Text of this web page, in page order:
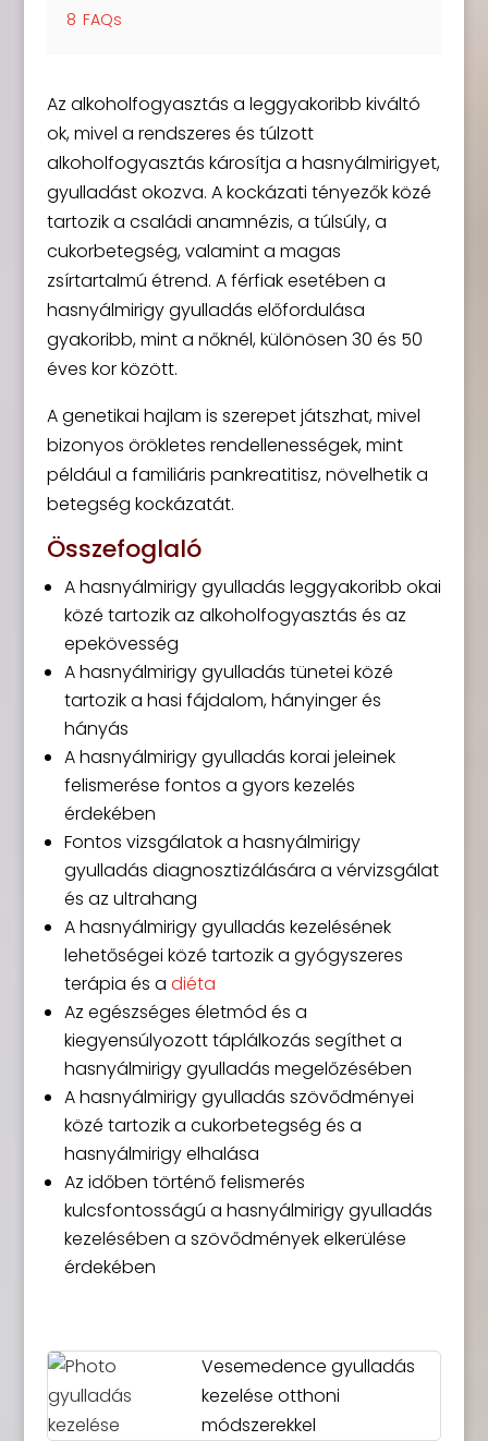
8 FAQs
Az alkoholfogyasztás a leggyakoribb kiváltó
ok, mivel a rendszeres és túlzott
alkoholfogyasztás károsítja a hasnyálmirigyet,
gyulladást okozva. A kockázati tényezők közé
tartozik a családi anamnézis, a túlsúly, a
cukorbetegség, valamint a magas
zsírtartalmú étrend. A férfiak esetében a
hasnyálmirigy gyulladás előfordulása
gyakoribb, mint a nőknél, különösen 30 és 50
éves kor között.
A genetikai hajlam is szerepet játszhat, mivel
bizonyos örökletes rendellenességek, mint
például a familiáris pankreatitisz, növelhetik a
betegség kockázatát.
Összefoglaló
A hasnyálmirigy gyulladás leggyakoribb okai
közé tartozik az alkoholfogyasztás és az
epekövesség
A hasnyálmirigy gyulladás tünetei közé
tartozik a hasi fájdalom, hányinger és
hányás
A hasnyálmirigy gyulladás korai jeleinek
felismerése fontos a gyors kezelés
érdekében
Fontos vizsgálatok a hasnyálmirigy
gyulladás diagnosztizálására a vérvizsgálat
és az ultrahang
A hasnyálmirigy gyulladás kezelésének
lehetőségei közé tartozik a gyógyszeres
terápia és a diéta
Az egészséges életmód és a
kiegyensúlyozott táplálkozás segíthet a
hasnyálmirigy gyulladás megelőzésében
A hasnyálmirigy gyulladás szövődményei
közé tartozik a cukorbetegség és a
hasnyálmirigy elhalása
Az időben történő felismerés
kulcsfontosságú a hasnyálmirigy gyulladás
kezelésében a szövődmények elkerülése
érdekében
Vesemedence gyulladás
kezelése otthoni
módszerekkel